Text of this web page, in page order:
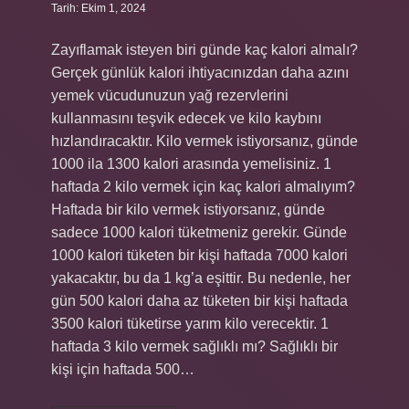
Tarih: Ekim 1, 2024
Zayıflamak isteyen biri günde kaç kalori almalı?
Gerçek günlük kalori ihtiyacınızdan daha azını
yemek vücudunuzun yağ rezervlerini
kullanmasını teşvik edecek ve kilo kaybını
hızlandıracaktır. Kilo vermek istiyorsanız, günde
1000 ila 1300 kalori arasında yemelisiniz. 1
haftada 2 kilo vermek için kaç kalori almalıyım?
Haftada bir kilo vermek istiyorsanız, günde
sadece 1000 kalori tüketmeniz gerekir. Günde
1000 kalori tüketen bir kişi haftada 7000 kalori
yakacaktır, bu da 1 kg’a eşittir. Bu nedenle, her
gün 500 kalori daha az tüketen bir kişi haftada
3500 kalori tüketirse yarım kilo verecektir. 1
haftada 3 kilo vermek sağlıklı mı? Sağlıklı bir
kişi için haftada 500…